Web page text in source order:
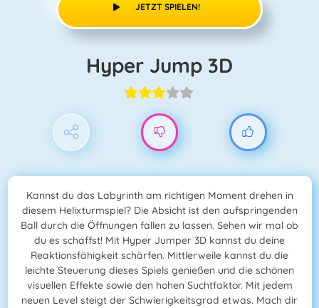
JETZT SPIELEN!
Hyper Jump 3D
Kannst du das Labyrinth am richtigen Moment drehen in
diesem Helixturmspiel? Die Absicht ist den aufspringenden
Ball durch die Öffnungen fallen zu lassen. Sehen wir mal ob
du es schaffst! Mit Hyper Jumper 3D kannst du deine
Reaktionsfähigkeit schärfen. Mittlerweile kannst du die
leichte Steuerung dieses Spiels genießen und die schönen
visuellen Effekte sowie den hohen Suchtfaktor. Mit jedem
neuen Level steigt der Schwierigkeitsgrad etwas. Mach dir